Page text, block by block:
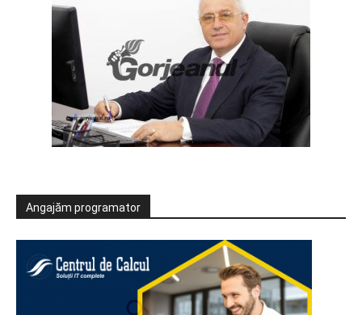
Angajăm programator